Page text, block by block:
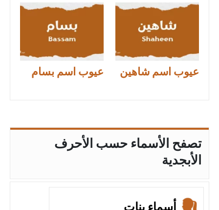
عيوب اسم شاهين عيوب اسم بسام
تصفح الأسماء حسب الأحرف
الأبجدية